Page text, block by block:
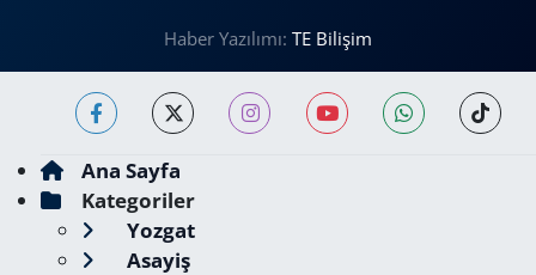
Haber Yazılımı: TE Bilişim
Ana Sayfa
Kategoriler
Yozgat
Asayiş